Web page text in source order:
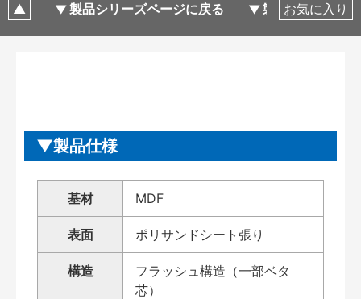
製品シリーズページに戻る 製品仕様
お気に入り
製品仕様
基材 MDF
表面 ポリサンドシート張り
構造
フラッシュ構造（一部ベタ
芯）